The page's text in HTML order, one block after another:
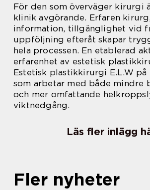
För den som överväger kirurgi
klinik avgörande. Erfaren
information, tillgänglighet vid
uppföljning efteråt skapar
hela processen. En etablerad
erfarenhet av estetisk
Estetisk plastikkirurgi E.L.W på
som arbetar med både mindre
och mer omfattande
viktnedgång.
Läs fler inlägg
Fler nyheter